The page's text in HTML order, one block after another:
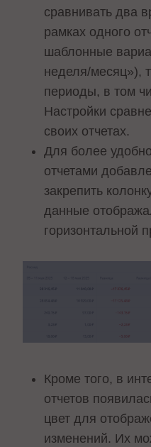
сравнивать два
рамках одного
шаблонные
неделя/месяц»),
периоды, в том
Настройки
своих отчетах.
Для более
отчетами
закрепить
данные
горизонтальной
Кроме того, в
отчетов
цвет для
изменений. Их